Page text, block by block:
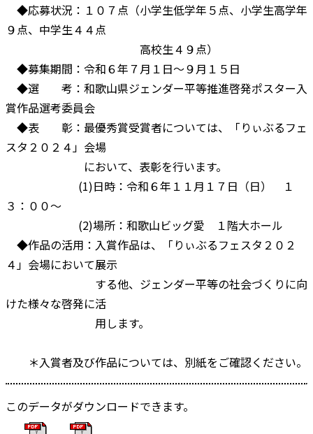
◆応募状況：１０７点（小学生低学年５点、小学生高学年
９点、中学生４４点
高校生４９点）
◆募集期間：令和６年７月１日～９月１５日
◆選 考：和歌山県ジェンダー平等推進啓発ポスター入
賞作品選考委員会
◆表 彰：最優秀賞受賞者については、「りぃぶるフェ
スタ２０２４」会場
において、表彰を行います。
(1)日時：令和６年１１月１７日（日） １
３：００～
(2)場所：和歌山ビッグ愛 １階大ホール
◆作品の活用：入賞作品は、「りぃぶるフェスタ２０２
４」会場において展示
する他、ジェンダー平等の社会づくりに向
けた様々な啓発に活
用します。
＊入賞者及び作品については、別紙をご確認ください。
このデータがダウンロードできます。